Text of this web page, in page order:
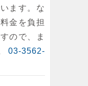
ます。な
金を負担
ので、ま
03-3562-